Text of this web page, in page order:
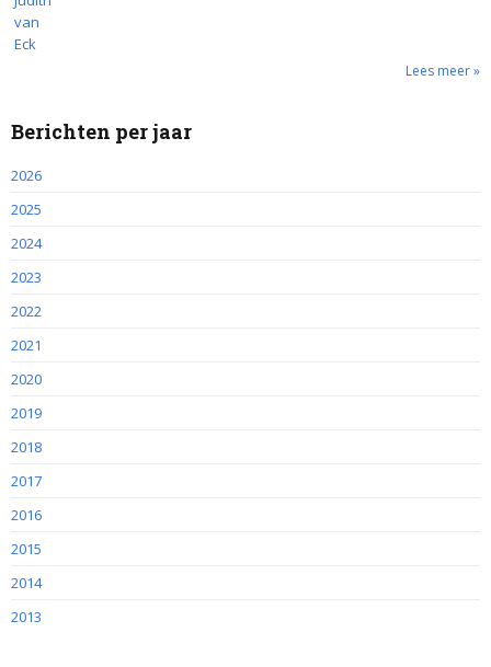
Lees meer »
Berichten per jaar
2026
2025
2024
2023
2022
2021
2020
2019
2018
2017
2016
2015
2014
2013